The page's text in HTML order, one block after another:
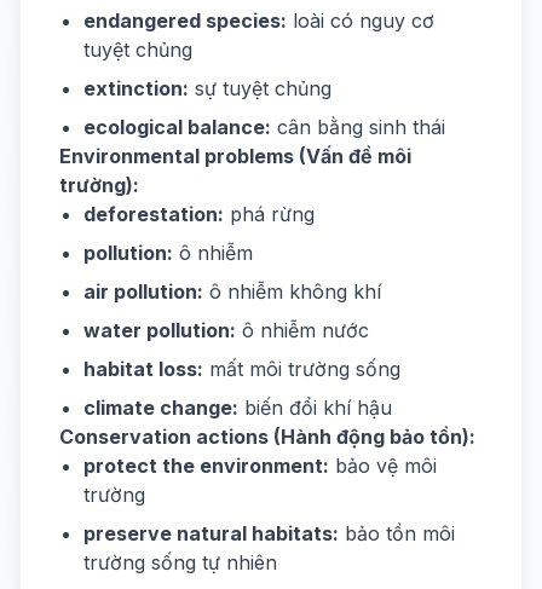
endangered species: loài có nguy cơ
tuyệt chủng
extinction: sự tuyệt chủng
ecological balance: cân bằng sinh thái
Environmental problems (Vấn đề môi
trường):
deforestation: phá rừng
pollution: ô nhiễm
air pollution: ô nhiễm không khí
water pollution: ô nhiễm nước
habitat loss: mất môi trường sống
climate change: biến đổi khí hậu
Conservation actions (Hành động bảo tồn):
protect the environment: bảo vệ môi
trường
preserve natural habitats: bảo tồn môi
trường sống tự nhiên